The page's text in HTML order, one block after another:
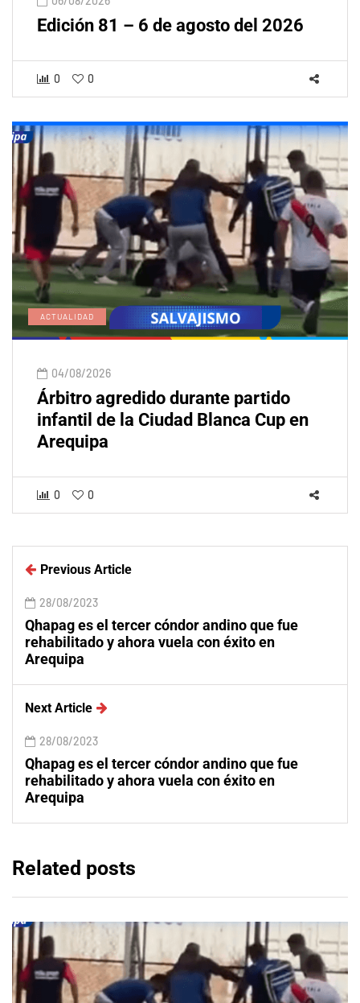
Edición 81 – 6 de agosto del 2026
0 0
ACTUALIDAD
04/08/2026
Árbitro agredido durante partido
infantil de la Ciudad Blanca Cup en
Arequipa
0 0
Previous Article
28/08/2023
Qhapag es el tercer cóndor andino que fue
rehabilitado y ahora vuela con éxito en
Arequipa
Next Article
28/08/2023
Qhapag es el tercer cóndor andino que fue
rehabilitado y ahora vuela con éxito en
Arequipa
Related posts